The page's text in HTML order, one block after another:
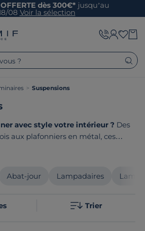
dès 300€* jusqu’au
08 Voir la sélection
?
> Suspensions
avec style votre intérieur ? Des
aux plafonniers en métal, ces
chaque pièce de votre
leur lumière crée une ambiance
Design épuré, matériaux nobles
de nos produits ? Ils sont tous
Abat-jour Lampadaires
Trier